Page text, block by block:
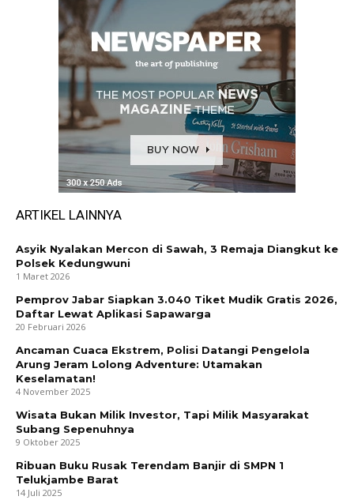
ARTIKEL LAINNYA
Asyik Nyalakan Mercon di Sawah, 3 Remaja Diangkut ke
Polsek Kedungwuni
1 Maret 2026
Pemprov Jabar Siapkan 3.040 Tiket Mudik Gratis 2026,
Daftar Lewat Aplikasi Sapawarga
20 Februari 2026
Ancaman Cuaca Ekstrem, Polisi Datangi Pengelola
Arung Jeram Lolong Adventure: Utamakan
Keselamatan!
4 November 2025
Wisata Bukan Milik Investor, Tapi Milik Masyarakat
Subang Sepenuhnya
9 Oktober 2025
Ribuan Buku Rusak Terendam Banjir di SMPN 1
Telukjambe Barat
14 Juli 2025